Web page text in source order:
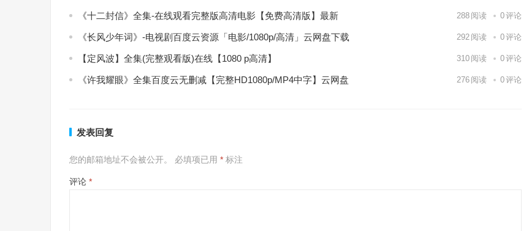
《十二封信》全集-在线观看完整版高清电影【免费高清版】最新 288 阅读 0评论
《长风少年词》-电视剧百度云资源「电影/1080p/高清」云网盘下载 292 阅读 0评论
【定风波】全集(完整观看版)在线【1080 p高清】 310 阅读 0评论
《许我耀眼》全集百度云无删减【完整HD1080p/MP4中字】云网盘 276 阅读 0评论
发表回复
您的邮箱地址不会被公开。 必填项已用 * 标注
评论 *